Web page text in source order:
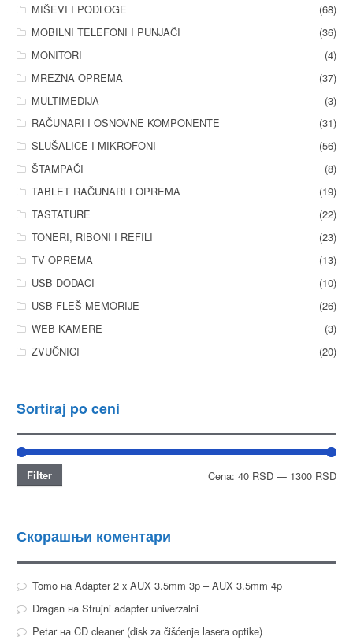
MIŠEVI I PODLOGE
(68)
MOBILNI TELEFONI I PUNJAČI
(36)
MONITORI
(4)
MREŽNA OPREMA
(37)
MULTIMEDIJA
(3)
RAČUNARI I OSNOVNE KOMPONENTE
(31)
SLUŠALICE I MIKROFONI
(56)
ŠTAMPAČI
(8)
TABLET RAČUNARI I OPREMA
(19)
TASTATURE
(22)
TONERI, RIBONI I REFILI
(23)
TV OPREMA
(13)
USB DODACI
(10)
USB FLEŠ MEMORIJE
(26)
WEB KAMERE
(3)
ZVUČNICI
(20)
Sortiraj po ceni
Filter Cena:40 RSD — 1300 RSD
Скорашњи коментари
TomoнаAdapter 2 x AUX 3.5mm 3p – AUX 3.5mm 4p
Draganна Strujni adapter univerzalni
Petarна CD cleaner (disk za čišćenje lasera optike)